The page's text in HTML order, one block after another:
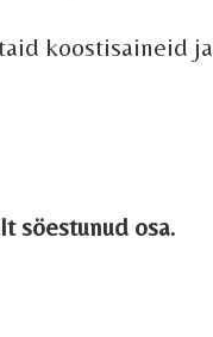
koostisaineid ja
söestunud osa.